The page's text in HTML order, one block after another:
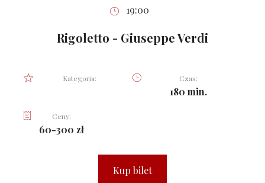
19:00
Rigoletto - Giuseppe Verdi
Kategoria: Czas:
180 min.
Ceny:
60-300 zł
Kup bilet